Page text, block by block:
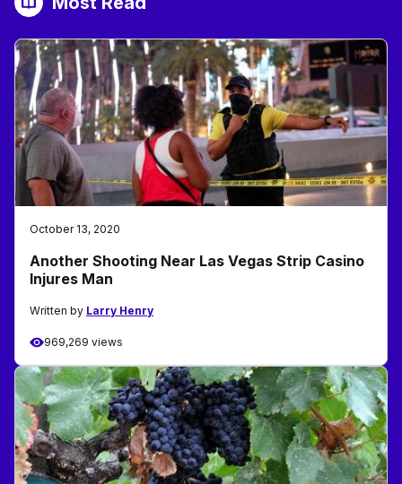
October 13, 2020
Another Shooting Near Las Vegas Strip Casino
Injures Man
Written by Larry Henry
969,269 views